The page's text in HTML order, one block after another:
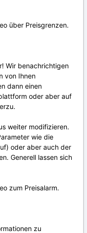
über Preisgrenzen.
Wir benachrichtigen
von Ihnen
dann einen
oder aber auf
weiter modifizieren.
wie die
oder aber auch der
Generell lassen sich
zum Preisalarm.
zu